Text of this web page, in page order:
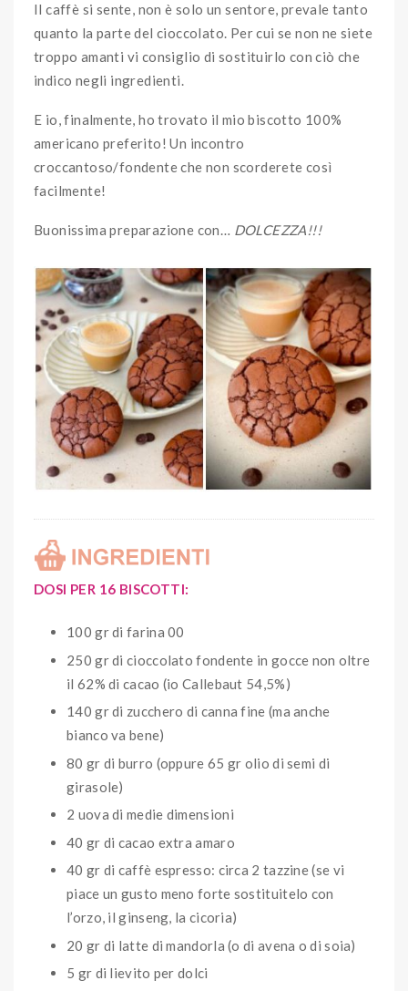
Il caffè si sente, non è solo un sentore, prevale tanto
quanto la parte del cioccolato. Per cui se non ne siete
troppo amanti vi consiglio di sostituirlo con ciò che
indico negli ingredienti.
E io, finalmente, ho trovato il mio biscotto 100%
americano preferito! Un incontro
croccantoso/fondente che non scorderete così
facilmente!
Buonissima preparazione con… DOLCEZZA!!!
DOSI PER 16 BISCOTTI:
100 gr di farina 00
250 gr di cioccolato fondente in gocce non oltre
il 62% di cacao (io Callebaut 54,5%)
140 gr di zucchero di canna fine (ma anche
bianco va bene)
80 gr di burro (oppure 65 gr olio di semi di
girasole)
2 uova di medie dimensioni
40 gr di cacao extra amaro
40 gr di caffè espresso: circa 2 tazzine (se vi
piace un gusto meno forte sostituitelo con
l’orzo, il ginseng, la cicoria)
20 gr di latte di mandorla (o di avena o di soia)
5 gr di lievito per dolci